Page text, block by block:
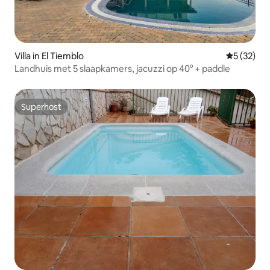
Villa in El Tiemblo
5 (32)
Landhuis met 5 slaapkamers, jacuzzi op 40° + paddle
Superhost
Superhost